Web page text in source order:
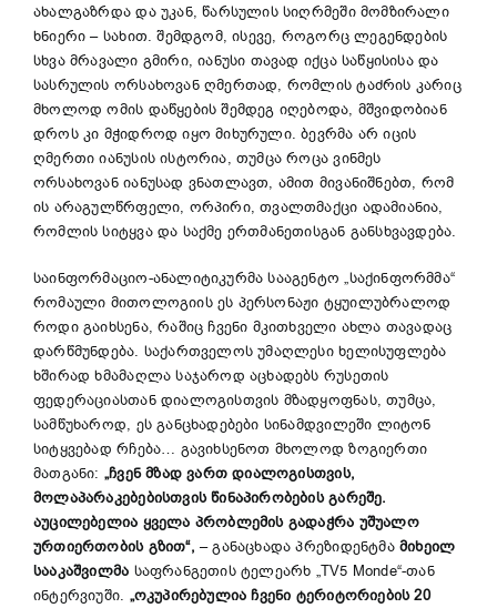
ახალგაზრდა და უკან, წარსულის სიღრმეში მომზირალი
ხნიერი – სახით. შემდგომ, ისევე, როგორც ლეგენდების
სხვა მრავალი გმირი, იანუსი თავად იქცა საწყისისა და
სასრულის ორსახოვან ღმერთად, რომლის ტაძრის კარიც
მხოლოდ ომის დაწყების შემდეგ იღებოდა, მშვიდობიან
დროს კი მჭიდროდ იყო მიხურული. ბევრმა არ იცის
ღმერთი იანუსის ისტორია, თუმცა როცა ვინმეს
ორსახოვან იანუსად ვნათლავთ, ამით მივანიშნებთ, რომ
ის არაგულწრფელი, ორპირი, თვალთმაქცი ადამიანია,
რომლის სიტყვა და საქმე ერთმანეთისგან განსხვავდება.
საინფორმაციო-ანალიტიკურმა სააგენტო „საქინფორმმა“
რომაული მითოლოგიის ეს პერსონაჟი ტყუილუბრალოდ
როდი გაიხსენა, რაშიც ჩვენი მკითხველი ახლა თავადაც
დარწმუნდება. საქართველოს უმაღლესი ხელისუფლება
ხშირად ხმამაღლა საჯაროდ აცხადებს რუსეთის
ფედერაციასთან დიალოგისთვის მზადყოფნას, თუმცა,
სამწუხაროდ, ეს განცხადებები სინამდვილეში ლიტონ
სიტყვებად რჩება… გავიხსენოთ მხოლოდ ზოგიერთი
მათგანი: „ჩვენ მზად ვართ დიალოგისთვის,
მოლაპარაკებებისთვის წინაპირობების გარეშე.
აუცილებელია ყველა პრობლემის გადაჭრა უშუალო
ურთიერთობის გზით“, – განაცხადა პრეზიდენტმამიხეილ
სააკაშვილმა საფრანგეთის ტელეარხ „TV5 Monde“-თან
ინტერვიუში. „ოკუპირებულია ჩვენი ტერიტორიების 20